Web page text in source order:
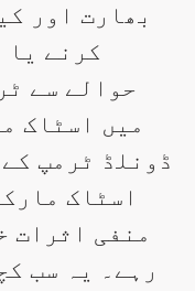
بھارت اور
کرنے یا
حوالے سے
میں اسٹاک
ڈونلڈ ٹرمپ
اسٹاک
منفی اثرات
رہے۔ یہ سب